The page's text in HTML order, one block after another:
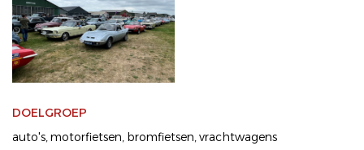
DOELGROEP
auto's motorfietsen bromfietsen vrachtwagens